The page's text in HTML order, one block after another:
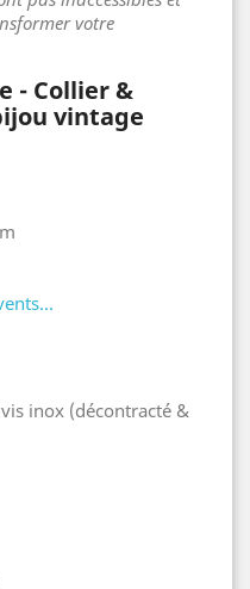
votre
- Collier &
vintage
inox (décontracté &